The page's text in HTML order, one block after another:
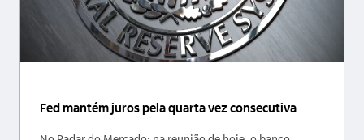
Fed mantém juros pela quarta vez consecutiva